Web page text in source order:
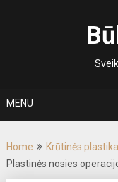
MENU
Home
Krūtinės plastika
Plastinės nosies